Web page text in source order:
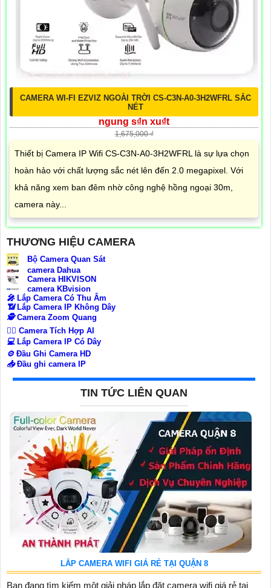
CAMERA WI-FI EZVIZ NGOÀI TRỜI CS-C3N-A0-3H2WFRL SẮC
NÉT
ngung s₫n xu₫t
1,675,000 ₫
Thiết bị Camera IP Wifi CS-C3N-A0-3H2WFRL là sự lựa chọn
hoàn hảo với chất lượng sắc nét lên đến 2.0 megapixel. Với
khả năng xem ban đêm nhờ công nghệ hồng ngoại 30m,
camera này...
THƯƠNG HIỆU CAMERA
Bộ Camera Quan Sát
camera Dahua
Camera HIKVISON
camera KBvision
️🎤️ Lắp Camera Có Thu Âm
📶Lắp Camera IP Không Dây
🕵️Camera Zoom Quang
🧛‍♀️ Camera Tích Hợp AI
💻Lắp Camera IP Có Dây
⚙️Đầu Ghi Camera HD
📥Đầu ghi camera IP
TIN TỨC LIÊN QUAN
LẮP CAMERA WIFI GIÁ RẺ TẠI QUẬN 8
Bạn đang tìm kiếm một giải pháp lắp đặt camera wifi giá rẻ tại